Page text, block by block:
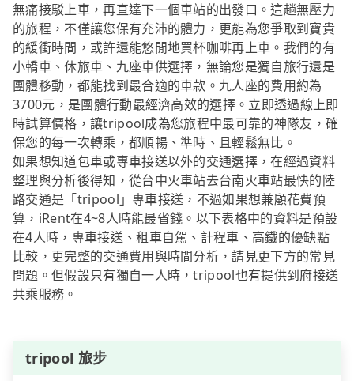
無痛接駁上車，再直達下一個車站的出發口。這趟無壓力
的旅程，不僅讓您保有充沛的體力，更能為您爭取到寶貴
的緩衝時間，或許還能悠閒地買杯咖啡再上車。我們的有
小轎車、休旅車、九座車供選擇，無論您是獨自旅行還是
團體移動，都能找到最合適的車款。九人座的費用約為
3700元，是團體行動最經濟高效的選擇。立即透過線上即
時試算價格，讓tripool成為您旅程中最可靠的神隊友，確
保您的每一次轉乘，都順暢、準時、且輕鬆無比。
如果想知道包車或專車接送以外的交通選擇，在經過資料
整理與分析後得知，從台中火車站去台南火車站最快的陸
路交通是「tripool」專車接送，不過如果想兼顧花費預
算，iRent在4~8人時能最省錢。以下表格中的資料是預設
在4人時，專車接送、租車自駕、計程車、高鐵的優缺點
比較，更完整的交通費用與時間分析，請見更下方的常見
問題。但假設只有獨自一人時，tripool也有提供到府接送
共乘服務。
tripool 旅步